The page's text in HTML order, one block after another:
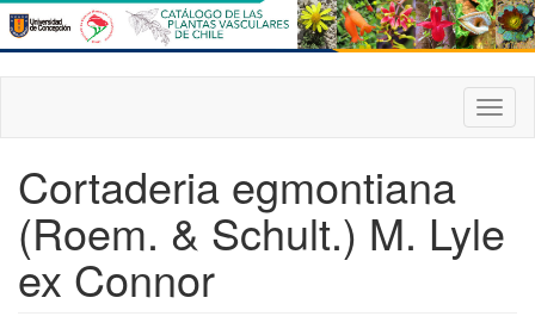
Pasar
al
contenido
principal
Cortaderia egmontiana
(Roem. & Schult.) M. Lyle
ex Connor